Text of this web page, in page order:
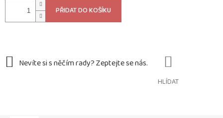
PŘIDAT DO KOŠÍKU
HLÍDAT